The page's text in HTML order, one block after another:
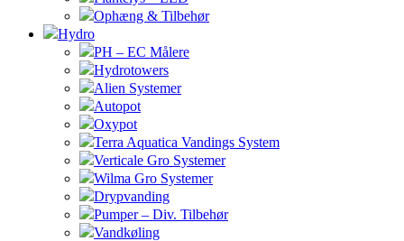
Ophæng & Tilbehør
Hydro
PH – EC Målere
Hydrotowers
Alien Systemer
Autopot
Oxypot
Terra Aquatica Vandings System
Verticale Gro Systemer
Wilma Gro Systemer
Drypvanding
Pumper – Div. Tilbehør
Vandkøling